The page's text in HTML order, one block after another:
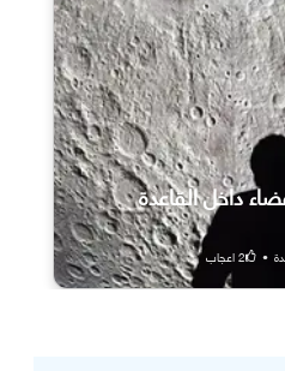
داخل القاعدة
•
2اعجاب